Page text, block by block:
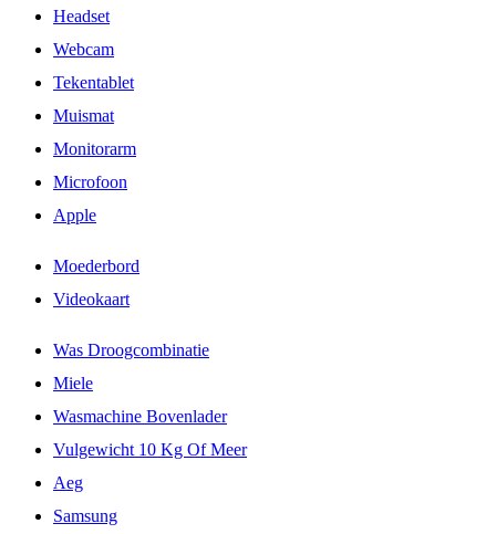
Headset
Webcam
Tekentablet
Muismat
Monitorarm
Microfoon
Apple
Moederbord
Videokaart
Was Droogcombinatie
Miele
Wasmachine Bovenlader
Vulgewicht 10 Kg Of Meer
Aeg
Samsung